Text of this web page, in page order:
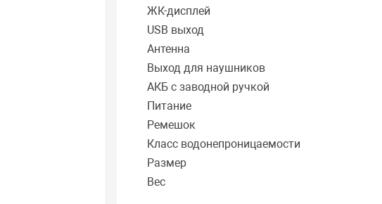
ЖК-дисплей
USB выход
Антенна
Выход для наушников
АКБ с заводной ручкой
Питание
Ремешок
Класс водонепроницаемости
Размер
Вес